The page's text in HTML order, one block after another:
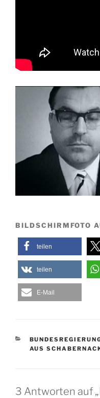
BILDSCHIRMFOTO
teilen
teilen
E-Mail
KATEGORIEN
AUS
3 Antworten auf